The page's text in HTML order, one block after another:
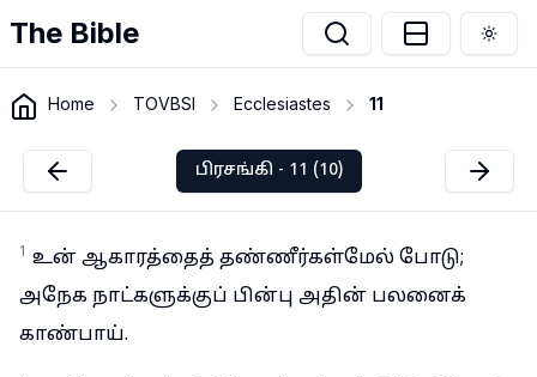
The Bible
Home TOVBSI Ecclesiastes 11
பிரசங்கி - 11 (10)
1 உன் ஆகாரத்தைத் தண்ணீர்கள்மேல் போடு;
அநேக நாட்களுக்குப் பின்பு அதின் பலனைக்
காண்பாய்.